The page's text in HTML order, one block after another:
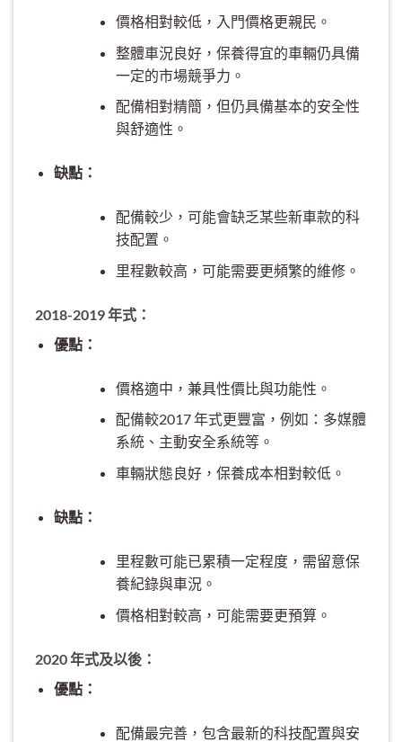
價格相對較低，入門價格更親民。
整體車況良好，保養得宜的車輛仍具備
一定的市場競爭力。
配備相對精簡，但仍具備基本的安全性
與舒適性。
缺點：
配備較少，可能會缺乏某些新車款的科
技配置。
里程數較高，可能需要更頻繁的維修。
2018-2019 年式：
優點：
價格適中，兼具性價比與功能性。
配備較2017 年式更豐富，例如：多媒體
系統、主動安全系統等。
車輛狀態良好，保養成本相對較低。
缺點：
里程數可能已累積一定程度，需留意保
養紀錄與車況。
價格相對較高，可能需要更預算。
2020 年式及以後：
優點：
配備最完善，包含最新的科技配置與安